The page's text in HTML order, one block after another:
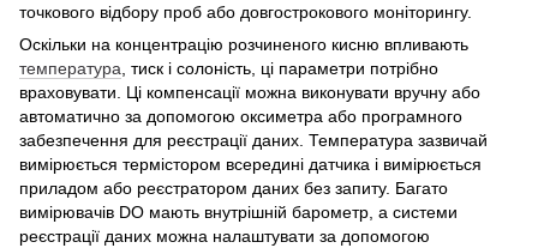
точкового відбору проб або довгострокового моніторингу.
Оскільки на концентрацію розчиненого кисню впливають
температура, тиск і солоність, ці параметри потрібно
враховувати. Ці компенсації можна виконувати вручну або
автоматично за допомогою оксиметра або програмного
забезпечення для реєстрації даних. Температура зазвичай
вимірюється термістором всередині датчика і вимірюється
приладом або реєстратором даних без запиту. Багато
вимірювачів DO мають внутрішній барометр, а системи
реєстрації даних можна налаштувати за допомогою